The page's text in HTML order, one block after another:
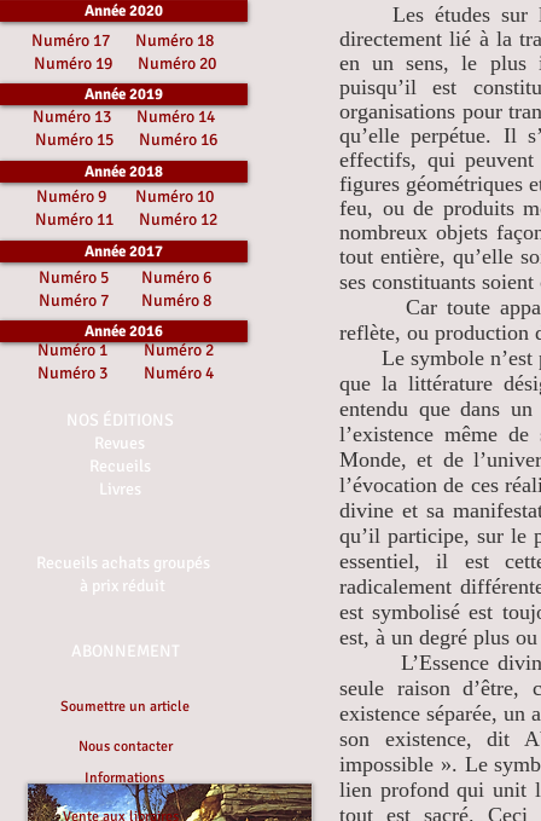
Les études sur le
directement lié à la
en un sens, le plus
puisqu’il est
organisations pour
qu’elle perpétue. Il
effectifs, qui
figures géométriques
feu, ou de produits
nombreux objets
tout entière, qu’elle
ses constituants
Car toute
reflète, ou production
Le symbole n’est
que la littérature
entendu que dans
l’existence même
Monde, et de
l’évocation de ces
divine et sa
qu’il participe, sur le
essentiel, il est
radicalement
est symbolisé est
est, à un degré plus
L’Essence divine
seule raison d’être,
existence séparée, un
son existence, dit
impossible ». Le
lien profond qui unit
tout est sacré. Ceci
Année 2020
Numéro 17 Numéro 18
Numéro 19 Numéro 20
Année 2019
Numéro 13 Numéro 14
Numéro 15 Numéro 16
Année 2018
Numéro 9 Numéro 10
Numéro 11 Numéro 12
Année 2017
Numéro 5 Numéro 6
Numéro 7 Numéro 8
Année 2016
Numéro 1Numéro 2
Numéro 3 Numéro 4
NOS ÉDITIONS
Revues
Recueils
Livres
Recueils achats groupés
à prix réduit
ABONNEMENT
Soumettre un article
Nous contacter
Informations
Vente aux libraires